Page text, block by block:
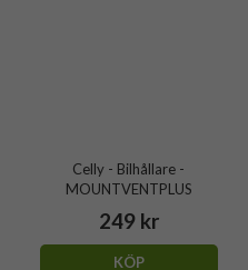
Celly - Bilhållare -
MOUNTVENTPLUS
249 kr
KÖP